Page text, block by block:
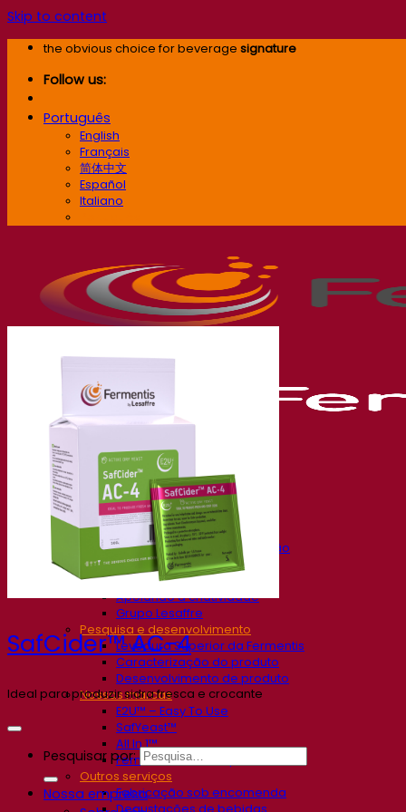
Skip to content
the obvious choice for beverage signature
Follow us:
Português
English
Français
简体中文
Español
Italiano
Nossa empresa
Sobre nós
Especialista em fermentação
O Campus Fermentis
Uma equipe apaixonada
Apoiando a criatividade
Grupo Lesaffre
Pesquisa e desenvolvimento
Levedura Superior da Fermentis
Caracterização do produto
Desenvolvimento de produto
Nossas marcas
E2U™ – Easy To Use
SafYeast™
All In 1™
Fermentis Academy™
Outros serviços
Fabricação sob encomenda
SafCider™ AC-4
Ideal para produzir sidra fresca e crocante
Pesquisar por:
Nossa empresa